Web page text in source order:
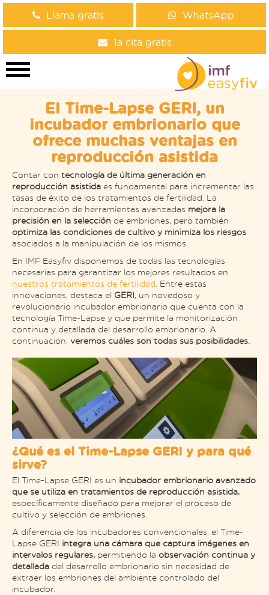
Llama gratis WhatsApp
1a cita gratis
El Time-Lapse GERI, un
incubador embrionario que
ofrece muchas ventajas en
reproducción asistida
Contar con tecnología de última generación en
reproducción asistida es fundamental para incrementar las
tasas de éxito de los tratamientos de fertilidad. La
incorporación de herramientas avanzadas mejora la
precisión en la selección de embriones, pero también
optimiza las condiciones de cultivo y minimiza los riesgos
asociados a la manipulación de los mismos.
En IMF Easyfiv disponemos de todas las tecnologías
necesarias para garantizar los mejores resultados en
nuestros tratamientos de fertilidad . Entre estas
innovaciones, destaca el GERI, un novedoso y
revolucionario incubador embrionario que cuenta con la
tecnología Time-Lapse y que permite la monitorización
continua y detallada del desarrollo embrionario. A
continuación, veremos cuáles son todas sus posibilidades.
¿Qué es el Time-Lapse GERI y para qué
sirve?
El Time-Lapse GERI es un incubador embrionario avanzado
que se utiliza en tratamientos de reproducción asistida,
específicamente diseñado para mejorar el proceso de
cultivo y selección de embriones.
A diferencia de los incubadores convencionales, el Time-
Lapse GERI integra una cámara que captura imágenes en
intervalos regulares, permitiendo la observación continua y
detallada del desarrollo embrionario sin necesidad de
extraer los embriones del ambiente controlado del
incubador.